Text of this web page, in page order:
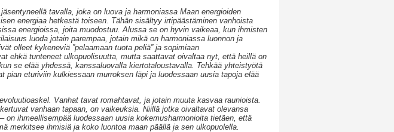
tavalla, joka on luova ja harmoniassa Maan energioiden
energiaa hetkestä toiseen. Tähän sisältyy irtipäästäminen vanhoista
energioissa, joita muodostuu. Alussa se on hyvin vaikeaa, kun ihmisten
luoda jotain parempaa, jotain mikä on harmoniassa luonnon ja
olleet kykeneviä ”pelaamaan tuota peliä” ja sopimiaan
ehkä tunteneet ulkopuolisuutta, mutta saattavat oivaltaa nyt, että heillä on
se elää yhdessä, kanssaluovalla kiertotaloustavalla. Tehkää yhteistyötä
pian eturiviin kulkiessaan murroksen läpi ja luodessaan uusia tapoja elää
Vanhat tavat romahtavat, ja jotain muuta kasvaa raunioista.
vanhaan tapaan, on vaikeuksia. Niillä jotka oivaltavat olevansa
ihmeellisempää luodessaan uusia kokemusharmonioita tietäen, että
merkitsee ihmisiä ja koko luontoa maan päällä ja sen ulkopuolella.